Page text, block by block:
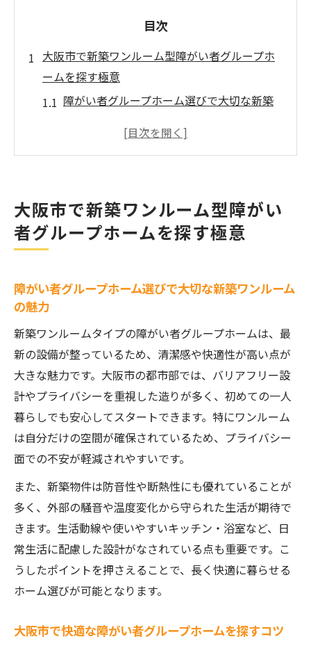
目次
大阪市で新築ワンルーム型障がい者グループホ
ームを探す極意
障がい者グループホーム選びで大切な新築
大阪市で快適な障がい者グループホームを
メリット
障がい者グループホームの最新空き状況を
イント
障がい者グループホーム
障がい者グループホームで叶うプライバシ
ー確保の工夫
新築ワンルームならではのプライベート空
間の魅力
障がい者グループホームで安心できる個室
生活
ワンルーム型グループホームのセキュリテ
ィ事情
プライバシー重視派に最適なグループホー
ム選び方
快適な自立生活へ導く障がい者グループホーム
障がい者グループホームで自立を実現する
大阪市で新築ワンルーム型障がい
者グループホームを探す極意
障がい者グループホーム選びで大切な新築ワンルーム
の魅力
新築ワンルームタイプの障がい者グループホームは、最
新の設備が整っているため、清潔感や快適性が高い点が
大きな魅力です。大阪市の都市部では、バリアフリー設
計やプライバシーを重視した造りが多く、初めての一人
暮らしでも安心してスタートできます。特にワンルーム
は自分だけの空間が確保されているため、プライバシー
面での不安が軽減されやすいです。
また、新築物件は防音性や断熱性にも優れていることが
多く、外部の騒音や温度変化から守られた生活が期待で
きます。生活動線や使いやすいキッチン・浴室など、日
常生活に配慮した設計がなされている点も重要です。こ
うしたポイントを押さえることで、長く快適に暮らせる
ホーム選びが可能となります。
大阪市で快適な障がい者グループホームを探すコツ